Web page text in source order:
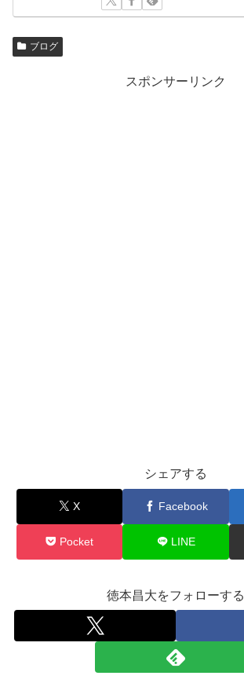
ブログ
スポンサーリンク
シェアする
X Facebook
Pocket LINE
徳本昌大をフォローする